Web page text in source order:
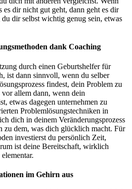
es dir nicht gut geht, dann geht es dir
dir selbst wichtig genug sein, etwas
dank Coaching
durch einen Geburtshelfer für
ist dann sinnvoll, wenn du selber
findest, dein Problem zu
allem dann, wenn dein
etwas dagegen unternehmen zu
Problemlösungstechniken in
dich in deinem Veränderungsprozess
zu dem, was dich glücklich macht. Für
investierst du persönlich Zeit,
ist deine Bereitschaft, wirklich
im Gehirn aus